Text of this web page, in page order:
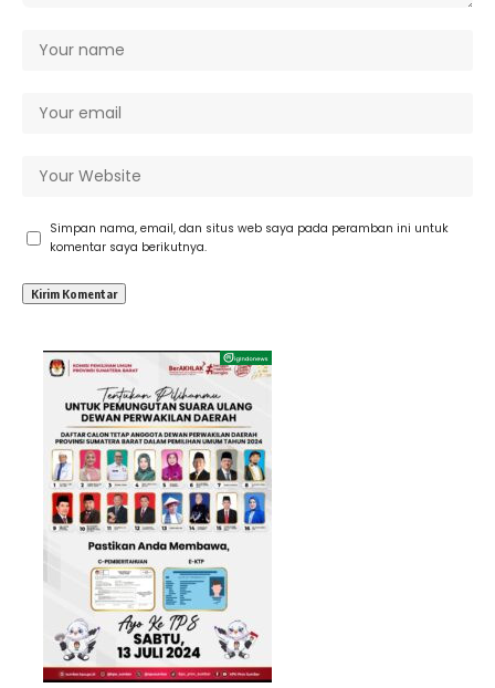
Simpan nama, email, dan situs web saya pada peramban ini untuk
komentar saya berikutnya.